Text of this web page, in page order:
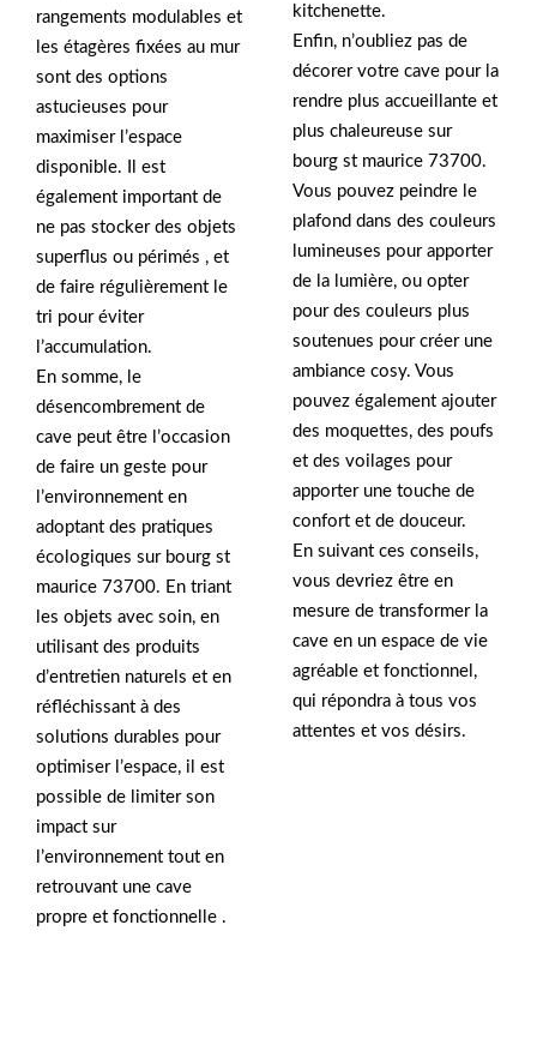
rangements modulables et
les étagères fixées au mur
sont des options
astucieuses pour
maximiser l’espace
disponible. Il est
également important de
ne pas stocker des objets
superflus ou périmés , et
de faire régulièrement le
tri pour éviter
l’accumulation.
En somme, le
désencombrement de
cave peut être l’occasion
de faire un geste pour
l’environnement en
adoptant des pratiques
écologiques sur bourg st
maurice 73700. En triant
les objets avec soin, en
utilisant des produits
d’entretien naturels et en
réfléchissant à des
solutions durables pour
optimiser l’espace, il est
possible de limiter son
impact sur
l’environnement tout en
retrouvant une cave
propre et fonctionnelle .
kitchenette.
Enfin, n’oubliez pas de
décorer votre cave pour la
rendre plus accueillante et
plus chaleureuse sur
bourg st maurice 73700.
Vous pouvez peindre le
plafond dans des couleurs
lumineuses pour apporter
de la lumière, ou opter
pour des couleurs plus
soutenues pour créer une
ambiance cosy. Vous
pouvez également ajouter
des moquettes, des poufs
et des voilages pour
apporter une touche de
confort et de douceur.
En suivant ces conseils,
vous devriez être en
mesure de transformer la
cave en un espace de vie
agréable et fonctionnel,
qui répondra à tous vos
attentes et vos désirs.